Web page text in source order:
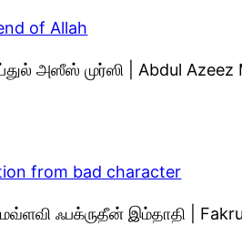
of Allah
அஸீஸ் முர்ஸி | Abdul Azeez
from bad character
ஃபக்ருதீன் இம்தாதி |